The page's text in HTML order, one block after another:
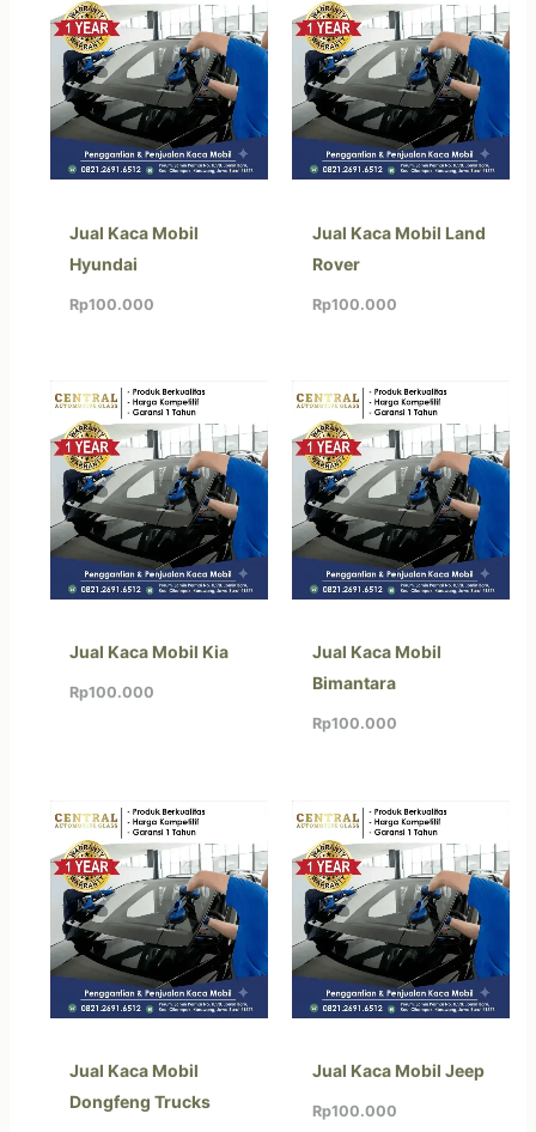
Jual Kaca Mobil
Hyundai
Rp100.000
Jual Kaca Mobil Land
Rover
Rp100.000
Jual Kaca Mobil Kia
Rp100.000
Jual Kaca Mobil
Bimantara
Rp100.000
Jual Kaca Mobil
Dongfeng Trucks
Jual Kaca Mobil Jeep
Rp100.000